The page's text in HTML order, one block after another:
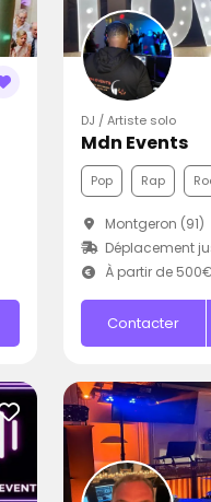
DJ / Artiste solo
Mdn Events
Pop Rap
Montgeron (91)
Déplacement
À partir de 500€
Contacter